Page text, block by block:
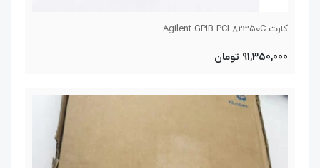
کارت Agilent GPIB PCI 82350C
91,350,000 تومان